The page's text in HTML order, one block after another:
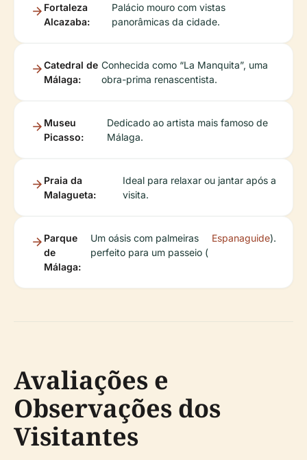
Fortaleza
Alcazaba:
Palácio mouro com vistas
panorâmicas da cidade.
Catedral de
Málaga:
Conhecida como “La Manquita”, uma
obra-prima renascentista.
Museu
Picasso:
Dedicado ao artista mais famoso de
Málaga.
Praia da
Malagueta:
Ideal para relaxar ou jantar após a
visita.
Parque
de
Málaga:
Um oásis com palmeiras
perfeito para um passeio (
Espanaguide).
Avaliações e
Observações dos
Visitantes